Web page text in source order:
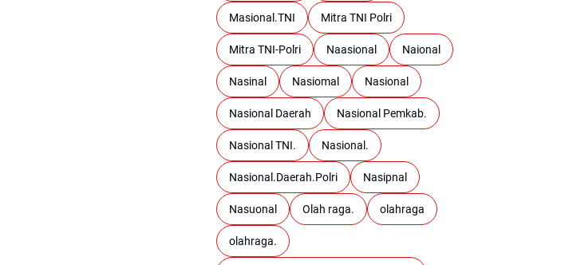
Masional.TNI Mitra TNI Polri
Mitra TNI-Polri Naasional Naional
Nasinal Nasiomal Nasional
Nasional Daerah Nasional Pemkab.
Nasional TNI. Nasional.
Nasional.Daerah.Polri Nasipnal
Nasuonal Olah raga. olahraga
olahraga.